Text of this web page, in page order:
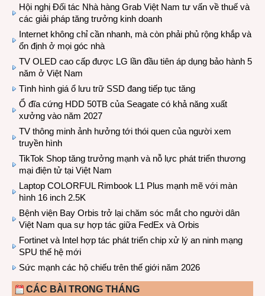
Hội nghị Đối tác Nhà hàng Grab Việt Nam tư vấn về thuế và
các giải pháp tăng trưởng kinh doanh
Internet không chỉ cần nhanh, mà còn phải phủ rộng khắp và
ổn định ở mọi góc nhà
TV OLED cao cấp được LG lần đầu tiên áp dụng bảo hành 5
năm ở Việt Nam
Tình hình giá ổ lưu trữ SSD đang tiếp tục tăng
Ổ đĩa cứng HDD 50TB của Seagate có khả năng xuất
xưởng vào năm 2027
TV thông minh ảnh hưởng tới thói quen của người xem
truyền hình
TikTok Shop tăng trưởng mạnh và nỗ lực phát triển thương
mại điện tử tại Việt Nam
Laptop COLORFUL Rimbook L1 Plus mạnh mẽ với màn
hình 16 inch 2.5K
Bệnh viện Bay Orbis trở lại chăm sóc mắt cho người dân
Việt Nam qua sự hợp tác giữa FedEx và Orbis
Fortinet và Intel hợp tác phát triển chip xử lý an ninh mạng
SPU thế hệ mới
Sức mạnh các hộ chiếu trên thế giới năm 2026
CÁC BÀI TRONG THÁNG